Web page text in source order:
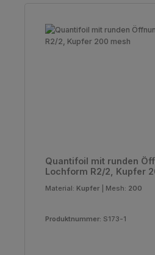
Quantifoil mit runden
Lochform R2/2, Kupfer
Material: Kupfer Mesh: 200
Produktnummer: S173-1